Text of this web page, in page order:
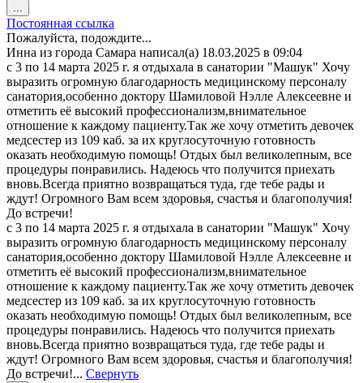
...
этот
метабокс
в
другое
состояние.
Постоянная ссылка
Пожалуйста, подождите...
Инна из города Самара написал(а) 18.03.2025 в 09:04
c 3 по 14 марта 2025 г. я отдыхала в санатории "Машук" Хочу
выразить огромную благодарность медицинскому персоналу
санатория,особенно доктору Шамиловой Нэлле Алексеевне и
отметить её высокий профессионализм,внимательное
отношение к каждому пациенту.Так же хочу отметить девочек
медсестер из 109 каб. за их круглосуточную готовность
оказать необходимую помощь! Отдых был великолепным, все
процедуры понравились. Надеюсь что получится приехать
вновь.Всегда приятно возвращаться туда, где тебе рады и
ждут! Огромного Вам всем здоровья, счастья и благополучия!
До встречи!
c 3 по 14 марта 2025 г. я отдыхала в санатории "Машук" Хочу
выразить огромную благодарность медицинскому персоналу
санатория,особенно доктору Шамиловой Нэлле Алексеевне и
отметить её высокий профессионализм,внимательное
отношение к каждому пациенту.Так же хочу отметить девочек
медсестер из 109 каб. за их круглосуточную готовность
оказать необходимую помощь! Отдых был великолепным, все
процедуры понравились. Надеюсь что получится приехать
вновь.Всегда приятно возвращаться туда, где тебе рады и
ждут! Огромного Вам всем здоровья, счастья и благополучия!
До встречи!... Свернуть